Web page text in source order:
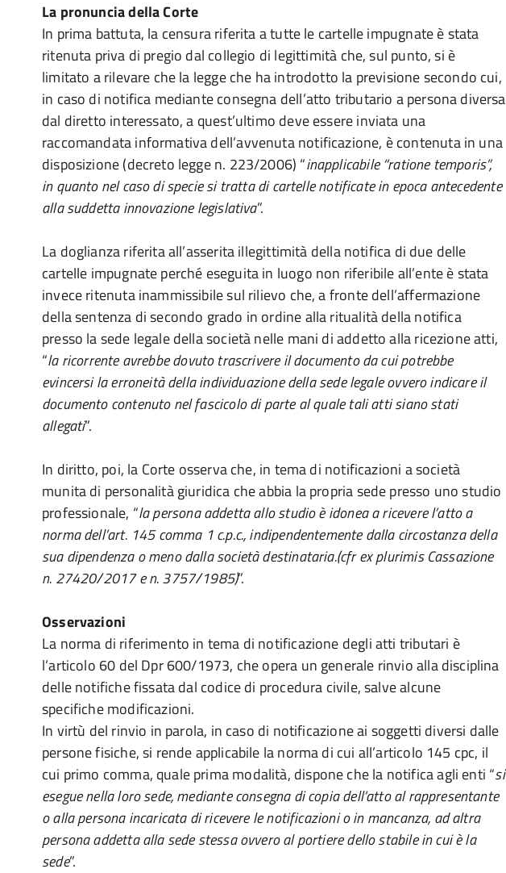
La pronuncia della Corte
In prima battuta, la censura riferita a tutte le cartelle impugnate è stata
ritenuta priva di pregio dal collegio di legittimità che, sul punto, si è
limitato a rilevare che la legge che ha introdotto la previsione secondo cui,
in caso di notifica mediante consegna dell’atto tributario a persona diversa
dal diretto interessato, a quest’ultimo deve essere inviata una
raccomandata informativa dell’avvenuta notificazione, è contenuta in una
disposizione (decreto legge n. 223/2006) “inapplicabile “ratione temporis”,
in quanto nel caso di specie si tratta di cartelle notificate in epoca antecedente
alla suddetta innovazione legislativa”.
La doglianza riferita all’asserita illegittimità della notifica di due delle
cartelle impugnate perché eseguita in luogo non riferibile all’ente è stata
invece ritenuta inammissibile sul rilievo che, a fronte dell’affermazione
della sentenza di secondo grado in ordine alla ritualità della notifica
presso la sede legale della società nelle mani di addetto alla ricezione atti,
“la ricorrente avrebbe dovuto trascrivere il documento da cui potrebbe
evincersi la erroneità della individuazione della sede legale ovvero indicare il
documento contenuto nel fascicolo di parte al quale tali atti siano stati
allegati”.
In diritto, poi, la Corte osserva che, in tema di notificazioni a società
munita di personalità giuridica che abbia la propria sede presso uno studio
professionale, “la persona addetta allo studio è idonea a ricevere l’atto a
norma dell’art. 145 comma 1 c.p.c., indipendentemente dalla circostanza della
sua dipendenza o meno dalla società destinataria.(cfr ex plurimis Cassazione
n. 27420/2017 e n. 3757/1985)”.
Osservazioni
La norma di riferimento in tema di notificazione degli atti tributari è
l’articolo 60 del Dpr 600/1973, che opera un generale rinvio alla disciplina
delle notifiche fissata dal codice di procedura civile, salve alcune
specifiche modificazioni.
In virtù del rinvio in parola, in caso di notificazione ai soggetti diversi dalle
persone fisiche, si rende applicabile la norma di cui all’articolo 145 cpc, il
cui primo comma, quale prima modalità, dispone che la notifica agli enti “si
esegue nella loro sede, mediante consegna di copia dell’atto al rappresentante
o alla persona incaricata di ricevere le notificazioni o in mancanza, ad altra
persona addetta alla sede stessa ovvero al portiere dello stabile in cui è la
sede”.